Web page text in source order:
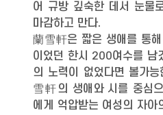
어 규방 깊숙한 데서 눈물
마감하고 만다.
蘭雪軒은 짧은 생애를 통
이었던 한시 200여수를 남
의 노력이 없었다면 볼가
雪軒의 생애와 시를 중심
에게 억압받는 여성의 자아